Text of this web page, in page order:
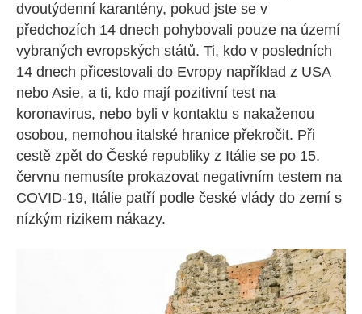
dvoutýdenní karantény, pokud jste se v
předchozích 14 dnech pohybovali pouze na území
vybraných evropských států. Ti, kdo v posledních
14 dnech přicestovali do Evropy například z USA
nebo Asie, a ti, kdo mají pozitivní test na
koronavirus, nebo byli v kontaktu s nakaženou
osobou, nemohou italské hranice překročit. Při
cestě zpět do České republiky z Itálie se po 15.
červnu nemusíte prokazovat negativním testem na
COVID-19, Itálie patří podle české vlády do zemí s
nízkým rizikem nákazy.